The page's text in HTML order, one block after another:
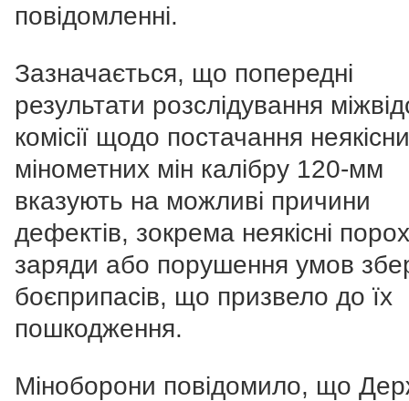
повідомленні.
Зазначається, що попередні
результати розслідування
комісії щодо постачання
мінометних мін калібру 120-мм
вказують на можливі причини
дефектів, зокрема неякісні
заряди або порушення умов
боєприпасів, що призвело до їх
пошкодження.
Міноборони повідомило, що